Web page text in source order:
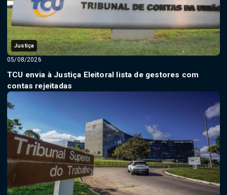
Justiça
05/08/2026
TCU envia à Justiça Eleitoral lista de gestores com
contas rejeitadas